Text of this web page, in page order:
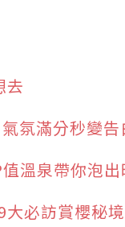
去
氛滿分秒變告
溫泉帶你泡出
大必訪賞櫻秘